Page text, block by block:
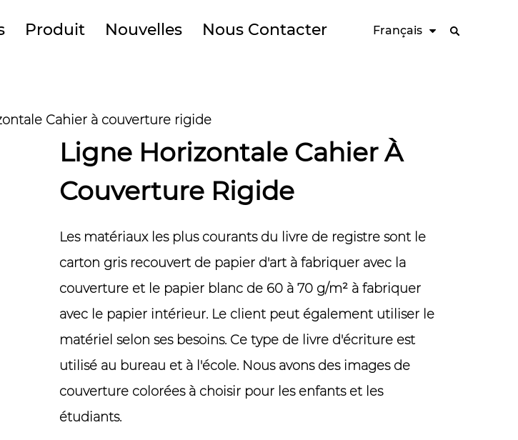
Produit Nouvelles Nous Contacter Français
Cahier à couverture rigide
Ligne Horizontale Cahier À
Couverture Rigide
Les matériaux les plus courants du livre de registre sont le
carton gris recouvert de papier d'art à fabriquer avec la
couverture et le papier blanc de 60 à 70 g/m² à fabriquer
avec le papier intérieur. Le client peut également utiliser le
matériel selon ses besoins. Ce type de livre d'écriture est
utilisé au bureau et à l'école. Nous avons des images de
couverture colorées à choisir pour les enfants et les
étudiants.